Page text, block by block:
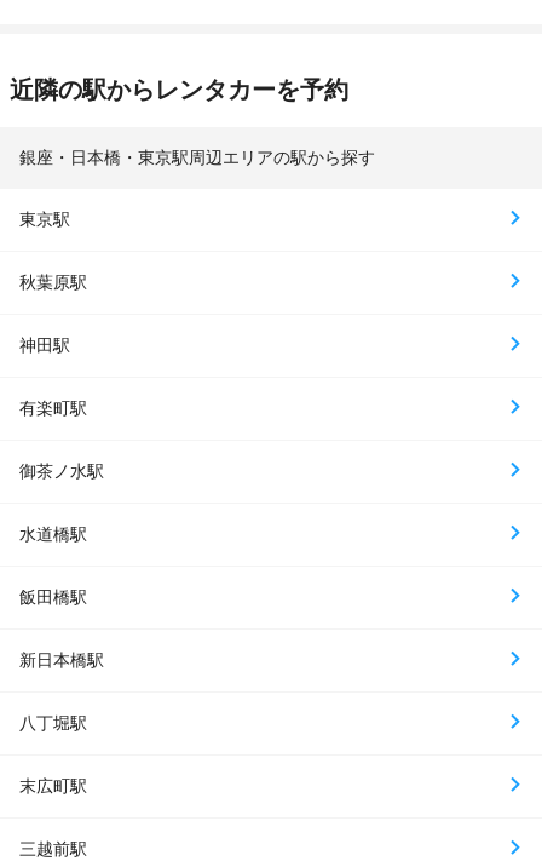
近隣の駅からレンタカーを予約
銀座・日本橋・東京駅周辺エリアの駅から探す
東京駅
秋葉原駅
神田駅
有楽町駅
御茶ノ水駅
水道橋駅
飯田橋駅
新日本橋駅
八丁堀駅
末広町駅
三越前駅